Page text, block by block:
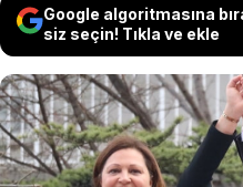
Google algoritmasına
siz seçin! Tıkla ve ekle
CHP
Köksal'ın DEM
Genel Başkanı